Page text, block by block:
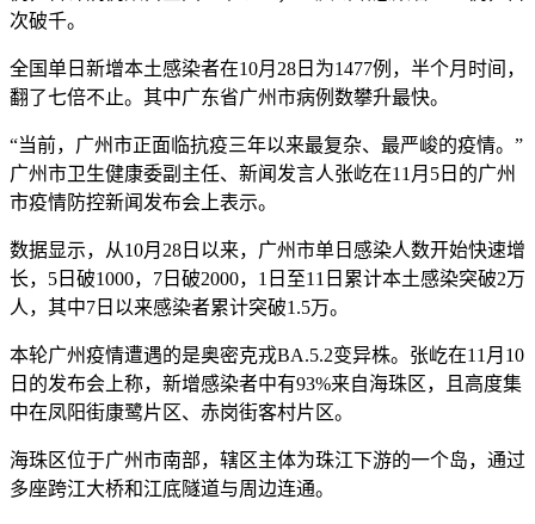
次破千。
全国单日新增本土感染者在10月28日为1477例，半个月时间，
翻了七倍不止。其中广东省广州市病例数攀升最快。
“当前，广州市正面临抗疫三年以来最复杂、最严峻的疫情。”
广州市卫生健康委副主任、新闻发言人张屹在11月5日的广州
市疫情防控新闻发布会上表示。
数据显示，从10月28日以来，广州市单日感染人数开始快速增
长，5日破1000，7日破2000，1日至11日累计本土感染突破2万
人，其中7日以来感染者累计突破1.5万。
本轮广州疫情遭遇的是奥密克戎BA.5.2变异株。张屹在11月10
日的发布会上称，新增感染者中有93%来自海珠区，且高度集
中在凤阳街康鹭片区、赤岗街客村片区。
海珠区位于广州市南部，辖区主体为珠江下游的一个岛，通过
多座跨江大桥和江底隧道与周边连通。